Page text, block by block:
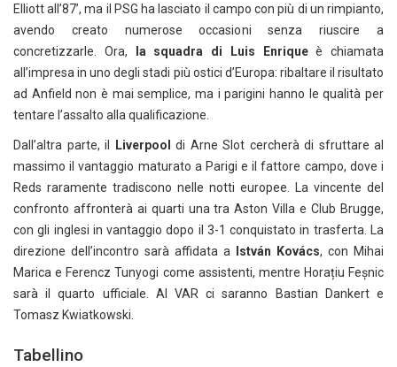
Elliott all’87’, ma il PSG ha lasciato il campo con più di un rimpianto,
avendo creato numerose occasioni senza riuscire a
concretizzarle. Ora,
la squadra di Luis Enriqueè chiamata
all’impresa in uno degli stadi più ostici d’Europa: ribaltare il risultato
ad Anfield non è mai semplice, ma i parigini hanno le qualità per
tentare l’assalto alla qualificazione.
Dall’altra parte, il Liverpool
di Arne Slot cercherà di sfruttare al
massimo il vantaggio maturato a Parigi e il fattore campo, dove i
Reds raramente tradiscono nelle notti europee. La vincente del
confronto affronterà ai quarti una tra Aston Villa e Club Brugge,
con gli inglesi in vantaggio dopo il 3-1 conquistato in trasferta. La
direzione dell’incontro sarà affidata a
István Kovács, con Mihai
Marica e Ferencz Tunyogi come assistenti, mentre Horațiu Feșnic
sarà il quarto ufficiale. Al VAR ci saranno Bastian Dankert e
Tomasz Kwiatkowski.
Tabellino